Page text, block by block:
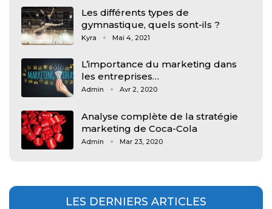
Les différents types de
gymnastique, quels sont-ils ?
Kyra Mai 4, 2021
L’importance du marketing dans
les entreprises…
Admin Avr 2, 2020
Analyse complète de la stratégie
marketing de Coca-Cola
Admin Mar 23, 2020
LES DERNIERS ARTICLES